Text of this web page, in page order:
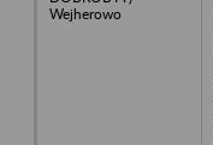
Wejherowo